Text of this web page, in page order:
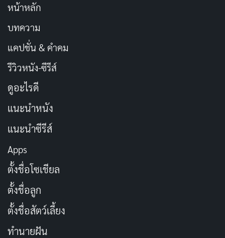
Id, Ego และ Superego ทำงานร่วมกัน
หน้าหลัก
บทความ
แคปชั่น & คำคม
รีวิวหนัง-ซีรีส์
ดูอะไรดี
แนะนำหนัง
แนะนำซีรีส์
Apps
ตั้งชื่อโซเชียล
ตั้งชื่อลูก
ตั้งชื่อสัตว์เลี้ยง
ทำนายฝัน